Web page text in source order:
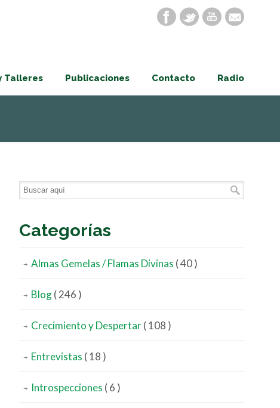
Talleres Publicaciones Contacto Radio
Categorías
Almas Gemelas / Flamas Divinas ( 40 )
Blog( 246 )
Crecimiento y Despertar( 108 )
Entrevistas ( 18 )
Introspecciones ( 6 )